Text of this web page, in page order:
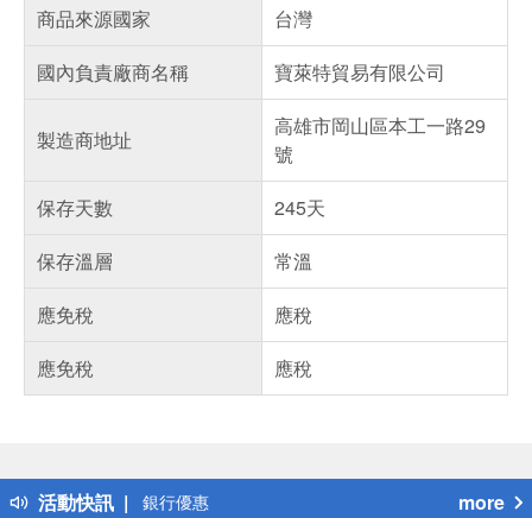
商品來源國家
台灣
國內負責廠商名稱
寶萊特貿易有限公司
製造商地址
高雄市岡山區本工一路29
號
保存天數
245天
保存溫層
常溫
應免稅
應稅
應免稅
應稅
活動快訊
偏遠地區配送
熱門話題
銀行優惠
more